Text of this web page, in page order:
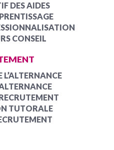
DES AIDES
CONSEIL
L’ALTERNANCE
TUTORALE